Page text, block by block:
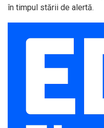
în timpul stării de alertă.